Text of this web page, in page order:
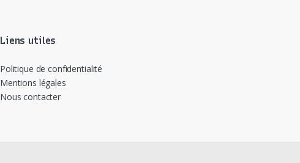
Liens utiles
Politique de confidentialité
Mentions légales
Nous contacter